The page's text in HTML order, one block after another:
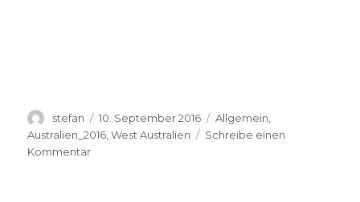
Autor
stefan
Veröffentlicht
am
10. September 2016 Kategorien
Allgemein
Australien_2016 ,West Australien
Schreibe einen
Kommentarzu